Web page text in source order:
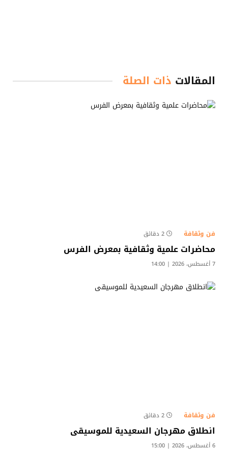
المقالات ذات الصلة
فن وثقافة 2 دقائق
محاضرات علمية وثقافية بمعرض الفرس
7 أغسطس، 2026 | 14:00
فن وثقافة 2 دقائق
انطلاق مهرجان السعيدية للموسيقى
6 أغسطس، 2026 | 15:00